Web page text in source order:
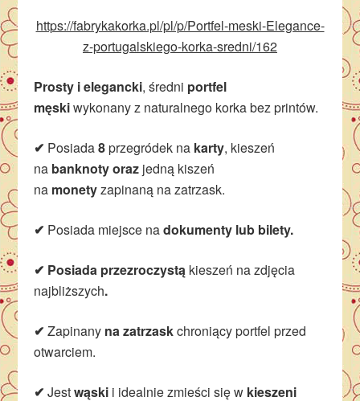
https://fabrykakorka.pl/pl/p/Portfel-meski-Elegance-
z-portugalskiego-korka-sredni/162
Prosty i elegancki, średni portfel
męskiwykonany z naturalnego korka bez printów.
✔ Posiada8przegródek na karty, kieszeń
na banknoty oraz jedną kiszeń
na monetyzapinaną na zatrzask.
✔ Posiada miejsce nadokumenty lub bilety.
✔ Posiada przezroczystą kieszeń na zdjęcia
najbliższych.
✔Zapinany na zatrzaskchroniący portfel przed
otwarciem.
✔Jestwąski i idealnie zmieści się w kieszeni